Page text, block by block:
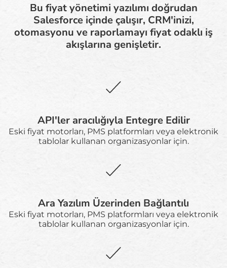
Bu fiyat yönetimi yazılımı doğrudan
Salesforce içinde çalışır, CRM'inizi,
otomasyonu ve raporlamayı fiyat odaklı iş
akışlarına genişletir.
API'ler aracılığıyla Entegre Edilir
Eski fiyat motorları, PMS platformları veya elektronik
tablolar kullanan organizasyonlar için.
Ara Yazılım Üzerinden Bağlantılı
Eski fiyat motorları, PMS platformları veya elektronik
tablolar kullanan organizasyonlar için.